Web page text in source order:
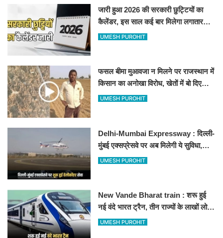
जारी हुआ 2026 की सरकारी छुट्टियों का
कैलेंडर, इस साल कई बार मिलेगा लगातार
अवकाश, देखें
UMESH PUROHIT
फसल बीमा मुआवजा न मिलने पर राजस्थान में
किसान का अनोखा विरोध, खेतों में बो दिए
500-500 रुपए के नोट, वीडियो वायरल
UMESH PUROHIT
Delhi-Mumbai Expressway : दिल्ली-
मुंबई एक्सप्रेसवे पर अब मिलेगी ये सुविधा,
हेलीकॉप्टर सर्विस से तुरंत घायल पहुंचेगा
UMESH PUROHIT
New Vande Bharat train : शरू हुई
नई वंदे भारत ट्रैन, तीन राज्यों के लाखों लोगों
का सफर होगा आसान, देखें पूरा रूटमैप
UMESH PUROHIT